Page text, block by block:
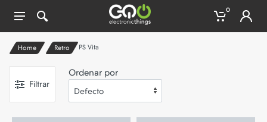
0
Home Retro PS Vita
Filtrar
Ordenar por